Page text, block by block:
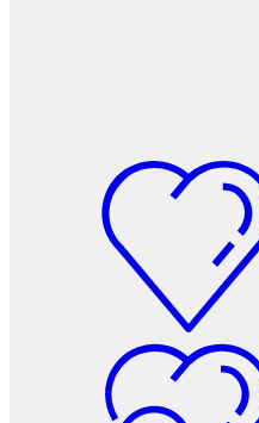
Колпачки на болт/гайку